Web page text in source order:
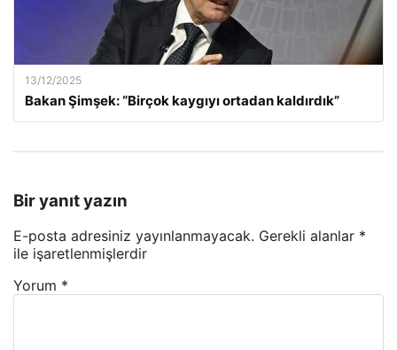
13/12/2025
Bakan Şimşek: “Birçok kaygıyı ortadan kaldırdık”
Bir yanıt yazın
E-posta adresiniz yayınlanmayacak. Gerekli alanlar *
ile işaretlenmişlerdir
Yorum *